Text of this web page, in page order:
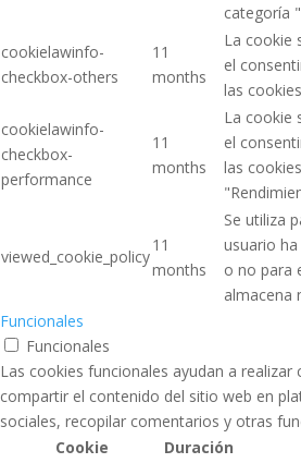
categoría
cookielawinfo-
checkbox-others
11
months
La cookie
el
las
cookielawinfo-
checkbox-
performance
11
months
La cookie
el
las
viewed_cookie_policy
11
months
Se utiliza
usuario
o no para
almacena
Funcionales
Funcionales
Las cookies funcionales ayudan a
compartir el contenido del sitio web en
sociales, recopilar comentarios y otras
Cookie
Duración